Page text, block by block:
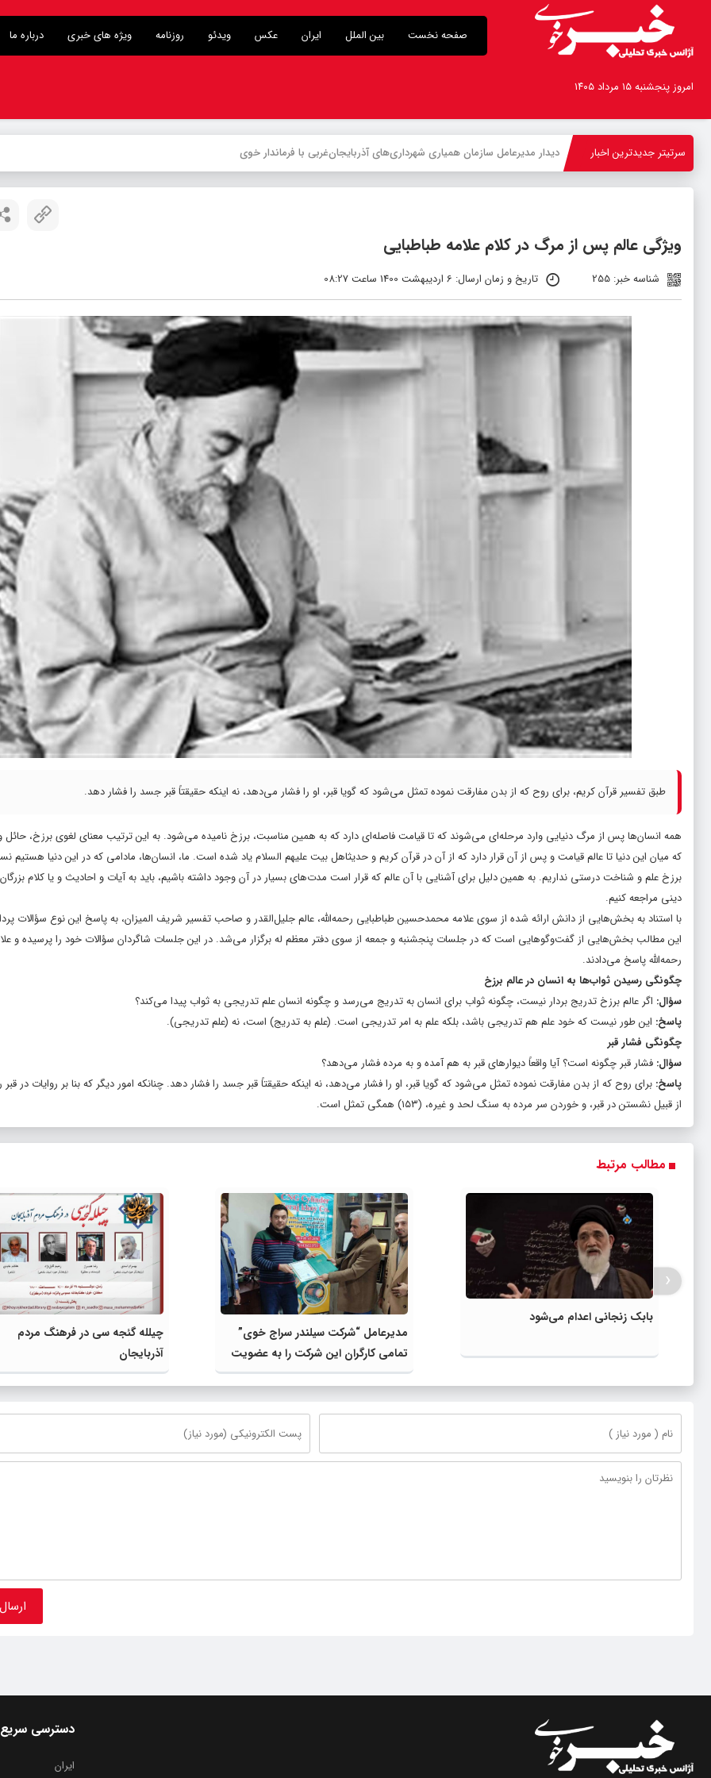
صفحه نخست بین الملل ایران عکس ویدئو روزنامه ویژه های خبری درباره ما
امروز پنجشنبه ۱۵ مرداد ۱۴۰۵
سرتیتر جدیدترین اخبار -
ویژگی عالم پس از مرگ در کلام علامه طباطبایی
شناسه خبر: 255 تاریخ و زمان ارسال: 6 اردیبهشت 1400 ساعت 08:27
طبق تفسیر قرآن کریم، برای روح که از بدن مفارقت نموده تمثل می‌شود که گویا قبر، او را فشار می‌دهد، نه اینکه حقیقتاً قبر جسد را فشار دهد.
همه انسان‌ها پس از مرگ دنیایی وارد مرحله‌ای می‌شوند که تا قیامت فاصله‌ای دارد که به همین مناسبت، برزخ نامیده می‌شود. به این ترتیب معنای لغوی برزخ،
که میان این دنیا تا عالم قیامت و پس از آن قرار دارد که از آن در قرآن کریم و حدیثاهل بیت علیهم السلام یاد شده است. ما، انسان‌ها، مادامی که در این دنیا هستیم
برزخ علم و شناخت درستی نداریم. به همین دلیل برای آشنایی با آن عالم که قرار است مدت‌های بسیار در آن وجود داشته باشیم، باید به آیات و احادیث و یا کلام
دینی مراجعه کنیم.
با استناد به بخش‌هایی از دانش ارائه شده از سوی علامه محمدحسین طباطبایی رحمه‌الله، عالم جلیل‌القدر و صاحب تفسیر شریف المیزان، به پاسخ این نوع سؤالات
این مطالب بخش‌هایی از گفت‌وگوهایی است که در جلسات پنجشنبه و جمعه از سوی دفتر معظم له برگزار می‌شد. در این جلسات شاگردان سؤالات خود را پرسیده و
رحمه‌الله پاسخ می‌دادند.
چگونگی رسیدن ثواب‌ها به انسان در عالم برزخ
سؤال: اگر عالم برزخ تدریج بردار نیست، چگونه ثواب برای انسان به تدریج می‌رسد و چگونه انسان علم تدریجی به ثواب پیدا می‌کند؟
پاسخ: این طور نیست که خود علم هم تدریجی باشد، بلکه علم به امر تدریجی است. (علم به تدریج) است، نه (علم تدریجی).
چگونگی فشار قبر
سؤال: فشار قبر چگونه است؟ آیا واقعاً دیوارهای قبر به هم آمده و به مرده فشار می‌دهد؟
پاسخ: برای روح که از بدن مفارقت نموده تمثل می‌شود که گویا قبر، او را فشار می‌دهد، نه اینکه حقیقتاً قبر جسد را فشار دهد. چنانکه امور دیگر که بنا بر روایات در
از قبیل نشستن در قبر، و خوردن سر مرده به سنگ لحد و غیره، (۱۵۳) همگی تمثل است.
مطالب مرتبط
بابک زنجانی اعدام می‌شود
مدیرعامل “شرکت سیلندر سراج خوی”
تمامی کارگران این شرکت را به عضویت
خانه کارگر درآورد
چیلله گئجه سی در فرهنگ مردم
آذربایجان
‹
دسترسی سریع
ایران